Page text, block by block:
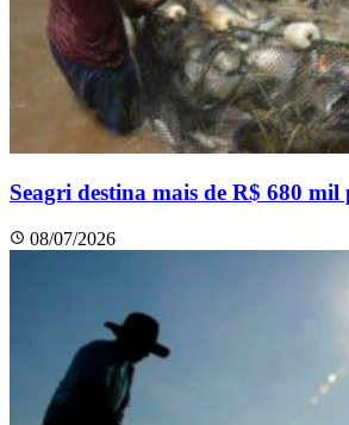
Seagri destina mais de R$ 680
08/07/2026